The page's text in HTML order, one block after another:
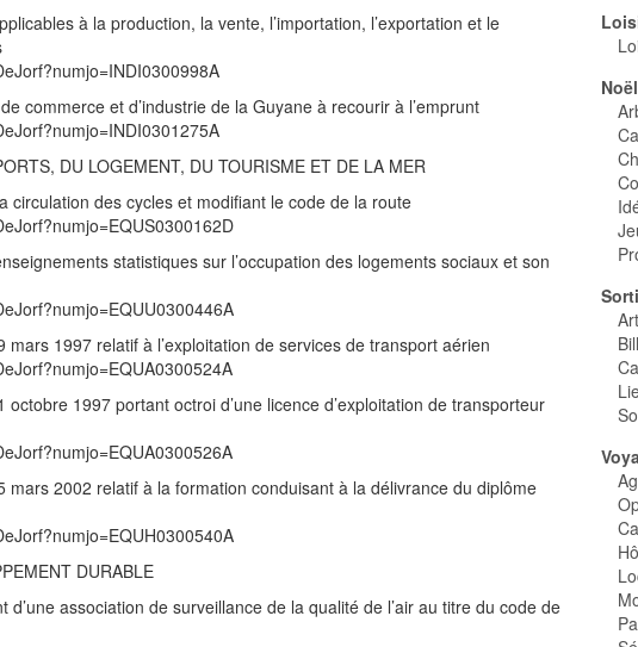
à la production, la vente, l’importation, l’exportation et le
commerce et d’industrie de la Guyane à recourir à l’emprunt
DU LOGEMENT, DU TOURISME ET DE LA MER
circulation des cycles et modifiant le code de la route
statistiques sur l’occupation des logements sociaux et son
1997 relatif à l’exploitation de services de transport aérien
1997 portant octroi d’une licence d’exploitation de transporteur
mars 2002 relatif à la formation conduisant à la délivrance du diplôme
DURABLE
association de surveillance de la qualité de l’air au titre du code de